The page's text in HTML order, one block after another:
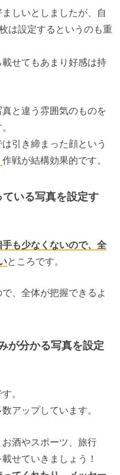
しいとしましたが、自
は設定するというのも重
せてもあまり好感は持
と違う雰囲気のものを
引き締まった顔という
作戦が結構効果的です。
いる写真を設定す
も少なくないので、全
ところです。
、全体が把握できるよ
が分かる写真を設定
。
アップしています。
酒やスポーツ、旅行
せていきましょう！